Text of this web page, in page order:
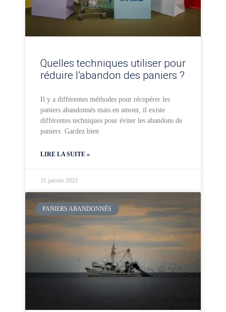
Quelles techniques utiliser pour
réduire l’abandon des paniers ?
Il y a différentes méthodes pour récupérer les
paniers abandonnés mais en amont, il existe
différentes techniques pour éviter les abandons de
paniers. Gardez bien
LIRE LA SUITE »
31 janvier 2023
PANIERS ABANDONNÉS